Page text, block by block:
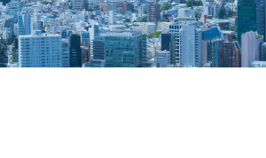
タイズ・デパレタイズシステム
ークラの取組み